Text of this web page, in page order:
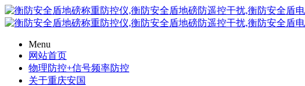
Menu
网站首页
物理防控+信号频率防控
关于重庆安国